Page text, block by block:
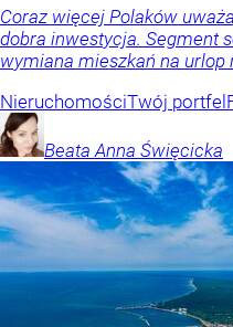
Coraz więcej Polaków
dobra inwestycja. Segment
wymiana mieszkań na urlop
NieruchomościTwój portfel
Beata Anna Święcicka